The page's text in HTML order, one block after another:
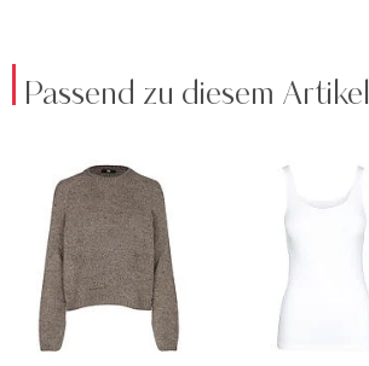
Passend zu diesem Artikel